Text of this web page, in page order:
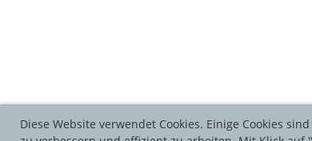
Diese Website verwendet Cookies. Einige Cookies